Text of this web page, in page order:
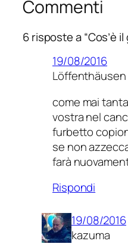
Commenti
6 risposte a “Cos’è
19/08/2016
Löffenthäusen
come mai
vostra nel
furbetto
se non
farà
Rispondi
19/08/2016
kazuma